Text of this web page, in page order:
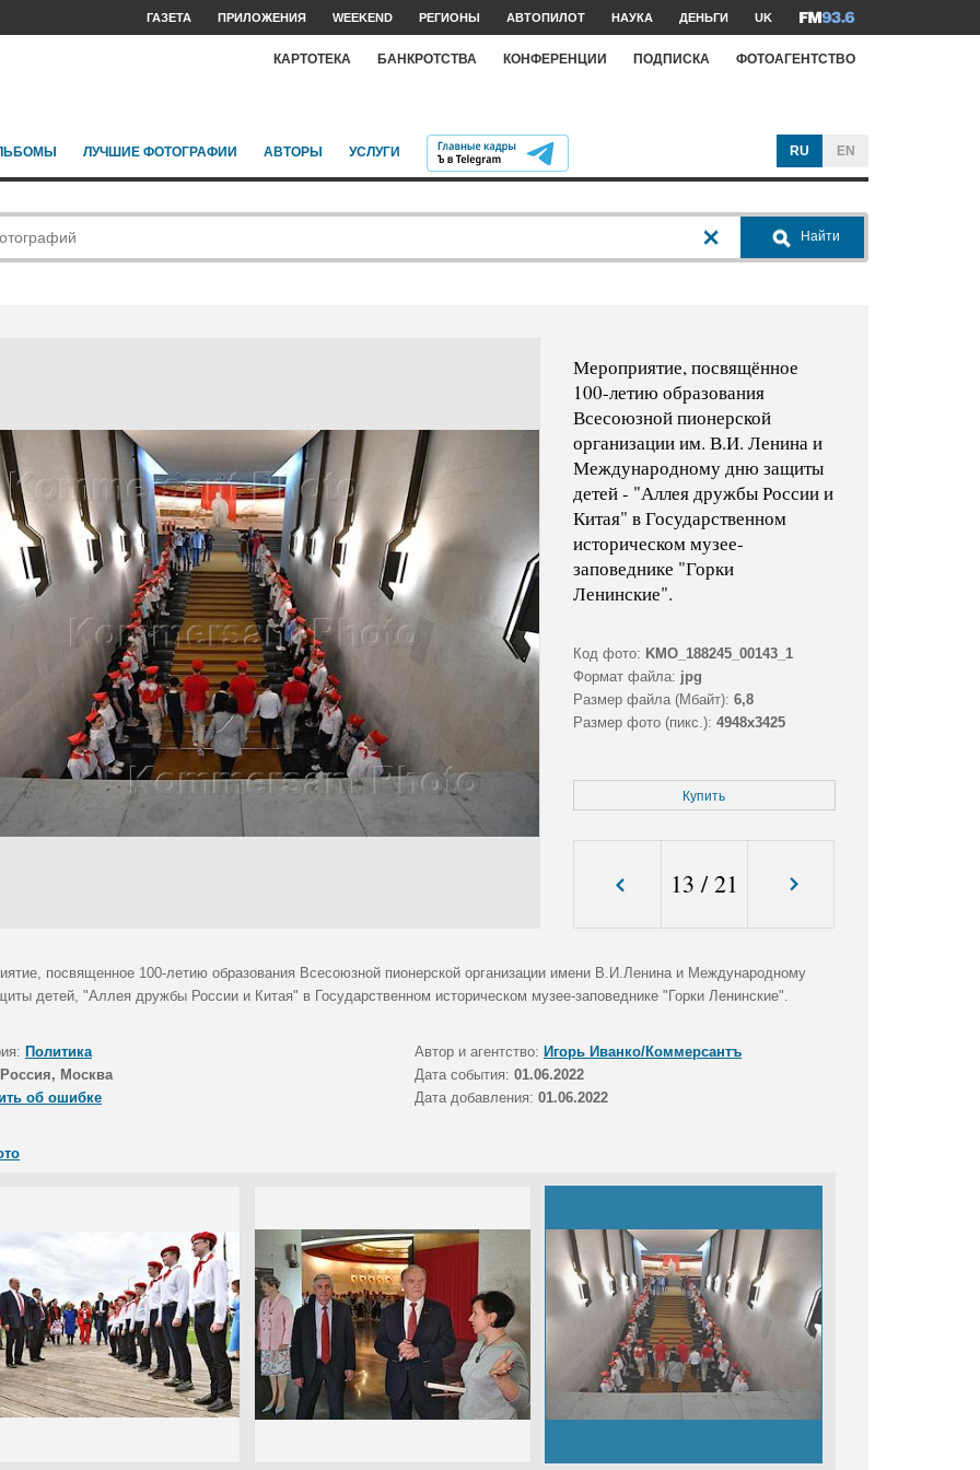
ГАЗЕТА ПРИЛОЖЕНИЯ WEEKEND РЕГИОНЫ АВТОПИЛОТ НАУКА ДЕНЬГИ UK
КАРТОТЕКА БАНКРОТСТВА КОНФЕРЕНЦИИ ПОДПИСКА ФОТОАГЕНТСТВО
ЛУЧШИЕ ФОТОГРАФИИ АВТОРЫ УСЛУГИ RU EN
Найти
Мероприятие, посвящённое
100-летию образования
Всесоюзной пионерской
организации им. В.И. Ленина и
Международному дню защиты
детей - "Аллея дружбы России и
Китая" в Государственном
историческом музее-
заповеднике "Горки
Ленинские".
Код фото: KMO_188245_00143_1
Формат файла: jpg
Размер файла (Мбайт): 6,8
Размер фото (пикс.): 4948x3425
Купить
13 /21
посвященное 100-летию образования Всесоюзной пионерской организации имени В.И.Ленина и Международному
детей, "Аллея дружбы России и Китая" в Государственном историческом музее-заповеднике "Горки Ленинские".
Политика Автор и агентство: Игорь Иванко/Коммерсантъ
Россия, Москва Дата события: 01.06.2022
об ошибке
Дата добавления: 01.06.2022